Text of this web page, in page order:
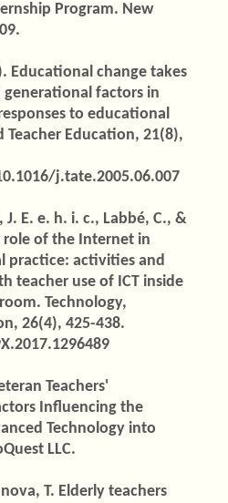
Program. New
Educational change takes
generational factors in
to educational
Teacher Education, 21(8),
j.tate.2005.06.007
E. e. h. i. c., Labbé, C., &
role of the Internet in
practice: activities and
teacher use of ICT inside
Technology,
26(4), 425-438.
Teachers'
Influencing the
Technology into
LLC.
T. Elderly teachers